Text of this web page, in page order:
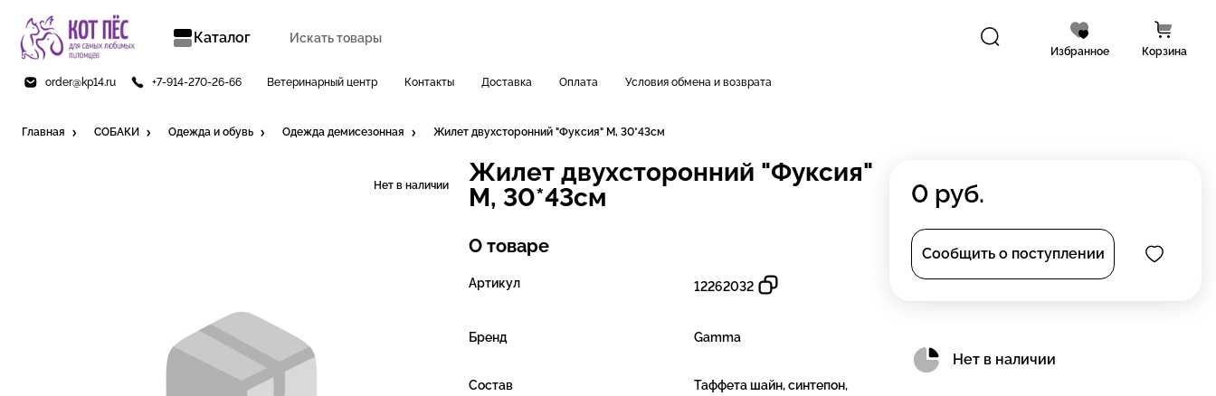
Каталог
Избранное Корзина
order@kp14.ru +7-914-270-26-66 Ветеринарный центр Контакты Доставка Оплата Условия обмена и возврата
Главная СОБАКИ Одежда и обувь Одежда демисезонная Жилет двухсторонний "Фуксия" M, 30*43см
Нет в наличии
Жилет двухсторонний "Фуксия"
M, 30*43см
О товаре
Артикул 12262032
Бренд Gamma
Состав
Таффета шайн, синтепон,
0 руб.
Сообщить о поступлении
Нет в наличии